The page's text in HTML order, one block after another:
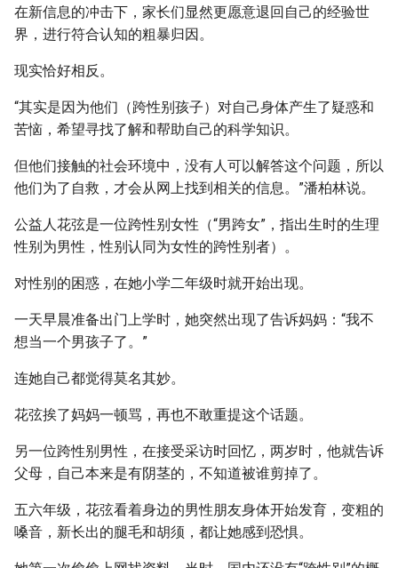
在新信息的冲击下，家长们显然更愿意退回自己的经验世
界，进行符合认知的粗暴归因。
现实恰好相反。
“其实是因为他们（跨性别孩子）对自己身体产生了疑惑和
苦恼，希望寻找了解和帮助自己的科学知识。
但他们接触的社会环境中，没有人可以解答这个问题，所以
他们为了自救，才会从网上找到相关的信息。”潘柏林说。
公益人花弦是一位跨性别女性（“男跨女”，指出生时的生理
性别为男性，性别认同为女性的跨性别者）。
对性别的困惑，在她小学二年级时就开始出现。
一天早晨准备出门上学时，她突然出现了告诉妈妈：“我不
想当一个男孩子了。”
连她自己都觉得莫名其妙。
花弦挨了妈妈一顿骂，再也不敢重提这个话题。
另一位跨性别男性，在接受采访时回忆，两岁时，他就告诉
父母，自己本来是有阴茎的，不知道被谁剪掉了。
五六年级，花弦看着身边的男性朋友身体开始发育，变粗的
嗓音，新长出的腿毛和胡须，都让她感到恐惧。